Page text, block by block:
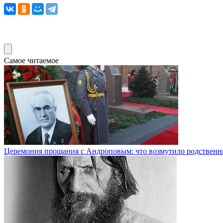
Самое читаемое
Церемония прощания с Андроповым: что возмутило